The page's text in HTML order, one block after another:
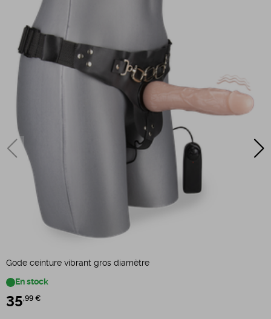
Gode ceinture vibrant gros diamètre
En stock
35,99 €